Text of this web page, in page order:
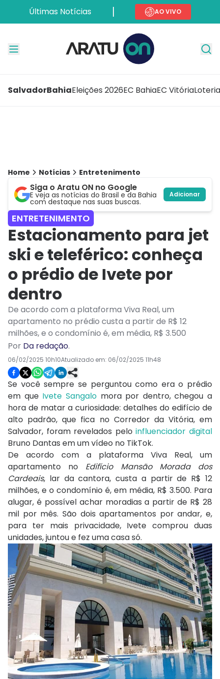
Últimas Notícias AO VIVO
SalvadorBahiaEleições 2026EC BahiaEC Vitória
Home Notícias Entretenimento
Siga o Aratu ON no Google
E veja as notícias do Brasil e da Bahia
com destaque nas suas buscas.
Adicionar
ENTRETENIMENTO
Estacionamento para jet
ski e teleférico: conheça
o prédio de Ivete por
dentro
De acordo com a plataforma Viva Real, um
apartamento no prédio custa a partir de R$ 12
milhões, e o condomínio é, em média, R$ 3.500
Por Da redação.
06/02/2025 10h10Atualizado em: 06/02/2025 11h48
Se você sempre se perguntou como era o prédio
em que Ivete Sangalomora por dentro, chegou a
hora de matar a curiosidade: detalhes do edifício de
alto padrão, que fica no Corredor da Vitória, em
Salvador, foram revelados peloinfluenciador digital
Bruno Dantas em um vídeo no TikTok.
De acordo com a plataforma Viva Real, um
apartamento no Edifício Mansão Morada dos
Cardeais, lar da cantora, custa a partir de R$ 12
milhões, e o condomínio é, em média, R$ 3.500. Para
alugar, é possível achar moradias a partir de R$ 28
mil por mês. São dois apartamentos por andar, e,
para ter mais privacidade, Ivete comprou duas
unidades, juntou e fez uma casa só.